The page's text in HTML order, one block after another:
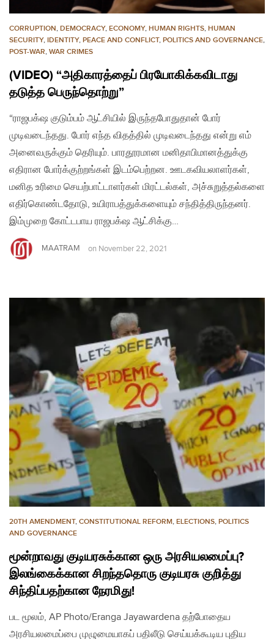
CORRUPTION, DEMOCRACY, ECONOMY, HUMAN RIGHTS, HUMAN
SECURITY, IDENTITY, PEACE AND CONFLICT, POLITICS AND GOVERNANCE,
POST-WAR, WAR CRIMES
(VIDEO) “அதிகாரத்தைப் பிரயோகிக்கவிடாது
தடுத்த பெருந்தொற்று”
“ராஜபக்‌ஷ குடும்பம் ஆட்சியில் இருந்தபோதுதான் போர்
முடிவடைந்தது. போர் எந்த விதத்தில் முடிவடைந்தது என்று எம்
அனைவருக்கும் தெரியும். பாரதூரமான மனிதாபிமானத்துக்கு
எதிரான போர்க்குற்றங்கள் இடம்பெற்றன. ஊடகவியலாளர்கள்,
மனித உரிமை செயற்பாட்டாளர்கள் மிரட்டல்கள், அச்சுறுத்தல்களை
எதிர்கொண்டதோடு, உயிராபத்துக்களையும் சந்தித்திருந்தனர்.
இம்முறை கோட்டபாய ராஜபக்‌ஷ ஆட்சிக்கு…
MAATRAM on November 22, 2021
20TH AMENDMENT, CONSTITUTIONAL REFORM, ELECTIONS, POLITICS
AND GOVERNANCE
மூன்றாவது குடியரசுக்கான ஒரு அரசியலமைப்பு?
இலங்கைக்கான சிறந்ததொரு குடியரசு குறித்து
சிந்திப்பதற்கான நேரமிது!
பட மூலம், AP Photo/Eranga Jayawardena தற்போதைய
அரசியலமைப்பை முழுமையாகப் பதிலீடு செய்யக்கூடிய புதிய